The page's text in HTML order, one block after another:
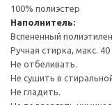
100% полиэстер
Наполнитель:
Вспененный полиэтилен
Ручная стирка, макс. 40
Не отбеливать.
Не сушить в
Не гладить.